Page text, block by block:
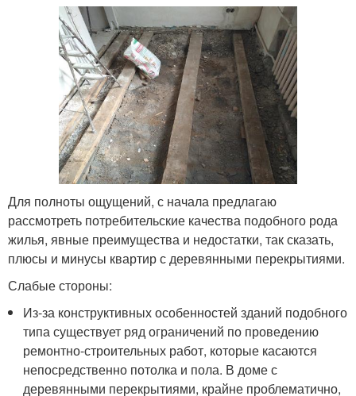
Для полноты ощущений, с начала предлагаю
рассмотреть потребительские качества подобного рода
жилья, явные преимущества и недостатки, так сказать,
плюсы и минусы квартир с деревянными перекрытиями.
Слабые стороны:
Из-за конструктивных особенностей зданий подобного
типа существует ряд ограничений по проведению
ремонтно-строительных работ, которые касаются
непосредственно потолка и пола. В доме с
деревянными перекрытиями, крайне проблематично,